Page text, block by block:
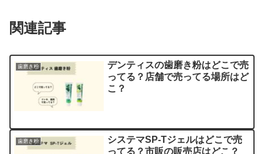
関連記事
歯磨き粉
デンティスの歯磨き粉はどこで売
ってる？店舗で売ってる場所はど
こ？
歯磨き粉
システマSP-Tジェルはどこで売
ってる？市販の販売店はどこ？